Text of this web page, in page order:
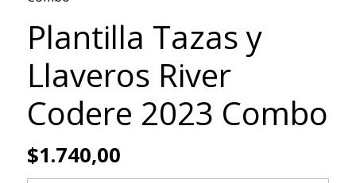
Plantilla Tazas y
Llaveros River
Codere 2023 Combo
$1.740,00